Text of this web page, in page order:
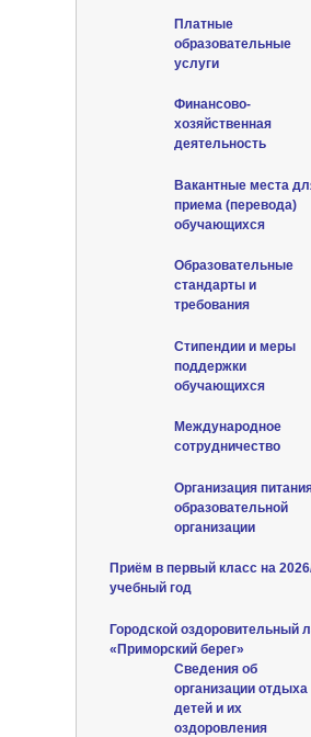
Платные
образовательные
услуги
Финансово-
хозяйственная
деятельность
Вакантные места
приема (перевода)
обучающихся
Образовательные
стандарты и
требования
Стипендии и меры
поддержки
обучающихся
Международное
сотрудничество
Организация
образовательной
организации
Приём в первый класс на
учебный год
Городской оздоровительный
«Приморский берег»
Сведения об
организации отдыха
детей и их
оздоровления